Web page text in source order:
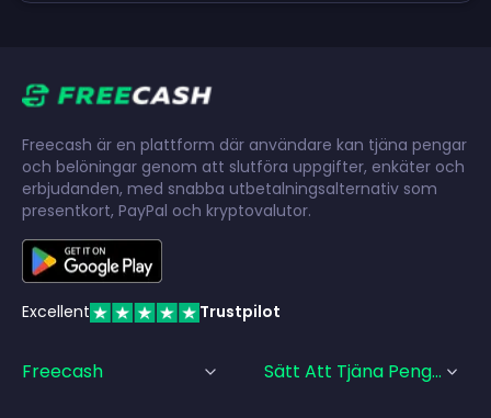
Freecash är en plattform där användare kan tjäna pengar
och belöningar genom att slutföra uppgifter, enkäter och
erbjudanden, med snabba utbetalningsalternativ som
presentkort, PayPal och kryptovalutor.
Excellent Trustpilot
Freecash Sätt Att Tjäna Pengar